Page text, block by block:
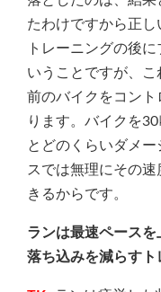
たわけですから正
トレーニングの後
いうことですが、
前のバイクをコン
ります。バイクを
とどのくらいダメ
スでは無理にその
きるからです。
ランは最速ペースを
落ち込みを減らすト